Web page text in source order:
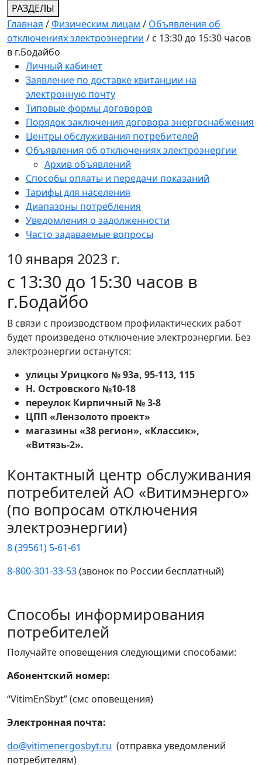
РАЗДЕЛЫ
Главная /Физическим лицам / Объявления об
отключениях электроэнергии / с 13:30 до 15:30 часов
в г.Бодайбо
Личный кабинет
Заявление по доставке квитанции на
электронную почту
Типовые формы договоров
Порядок заключения договора энергоснабжения
Центры обслуживания потребителей
Объявления об отключениях электроэнергии
Архив объявлений
Способы оплаты и передачи показаний
Тарифы для населения
Диапазоны потребления
Уведомления о задолженности
Часто задаваемые вопросы
10 января 2023 г.
с 13:30 до 15:30 часов в
г.Бодайбо
В связи с производством профилактических работ
будет произведено отключение электроэнергии. Без
электроэнергии останутся:
улицы Урицкого № 93а, 95-113, 115
Н. Островского №10-18
переулок Кирпичный № 3-8
ЦПП «Лензолото проект»
магазины «38 регион», «Классик»,
«Витязь-2».
Контактный центр обслуживания
потребителей АО «Витимэнерго»
(по вопросам отключения
электроэнергии)
8 (39561) 5-61-61
8-800-301-33-53(звонок по России бесплатный)
Способы информирования
потребителей
Получайте оповещения следующими способами:
Абонентский номер:
“VitimEnSbyt” (смс оповещения)
Электронная почта:
do@vitimenergosbyt.ru (отправка уведомлений
потребителям)